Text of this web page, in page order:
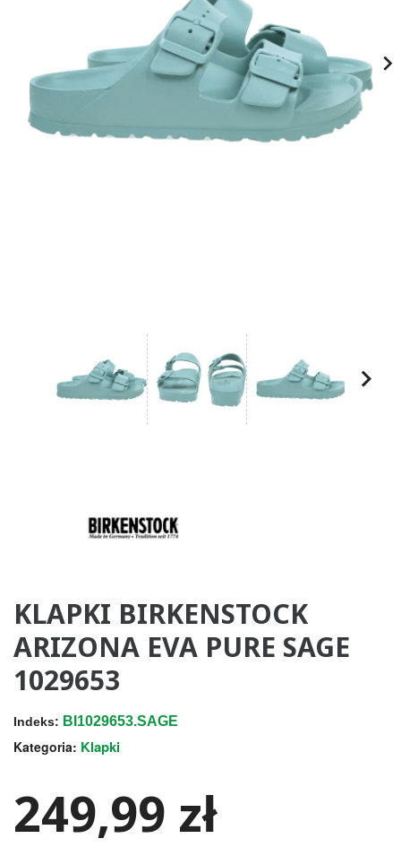

KLAPKI BIRKENSTOCK
ARIZONA EVA PURE SAGE
1029653
Indeks: BI1029653.SAGE
Kategoria: Klapki
249,99 zł